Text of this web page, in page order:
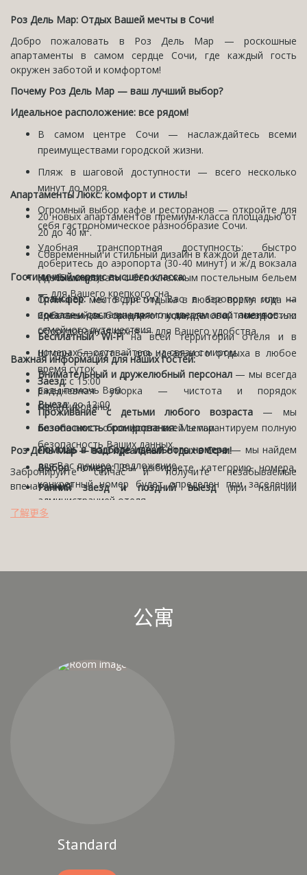
Роз Дель Мар: Отдых Вашей мечты в Сочи!
Добро пожаловать в Роз Дель Мар — роскошные
апартаменты в самом сердце Сочи, где каждый гость
окружен заботой и комфортом!
Почему Роз Дель Мар — ваш лучший выбор?
Идеальное расположение: все рядом!
В самом центре Сочи — наслаждайтесь всеми
преимуществами городской жизни.
Пляж в шаговой доступности — всего несколько
минут до моря.
Огромный выбор кафе и ресторанов — откройте для
себя гастрономическое разнообразие Сочи.
Удобная транспортная доступность: быстро
доберитесь до аэропорта (30-40 минут) и ж/д вокзала
(10-15 минут).
Отличное место для отдыха в любое время года —
идеальный выбор для отпуска, деловой поездки или
семейного путешествия.
Апартаменты Люкс: комфорт и стиль!
20 новых апартаментов премиум-класса площадью от
20 до 40 м².
Современный и стильный дизайн в каждой детали.
Удобные кровати с белоснежным постельным бельем
— для Вашего крепкого сна.
Собственная ванная комната и полностью
оборудованная кухня — для Вашего удобства.
Шторы блэкаут — для идеального отдыха в любое
время суток.
Ежедневная уборка — чистота и порядок
гарантированы.
Гостиничный сервис высшего класса:
Трансфер: мы встретим Вас в аэропорту или на
вокзале и доставим прямо к дверям апартаментов.
Бесплатный Wi-Fi на всей территории отеля и в
номерах — оставайтесь на связи с миром.
Внимательный и дружелюбный персонал — мы всегда
рады помочь Вам.
Проживание с детьми любого возраста
— мы
позаботимся о комфорте всей семьи.
Помощь в подборе идеального номера — мы найдем
для Вас лучшее предложение.
Ранний заезд и поздний выезд
(при наличии
возможности) — мы всегда идем навстречу Вашим
пожеланиям.
Важная информация для наших гостей:
Заезд: с 15:00
Выезд: до 12:00
Безопасность бронирования: Мы гарантируем полную
безопасность Ваших данных.
Выбор номера: Вы выбираете категорию номера,
конкретный номер будет определен при заселении
администрацией отеля.
Роз Дель Мар — ваш идеальный отдых в Сочи!
Забронируйте сейчас и получите незабываемые
впечатления!
了解更多
公寓
Standard